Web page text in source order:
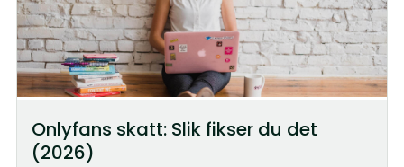
Onlyfans skatt: Slik fikser du det
(2026)